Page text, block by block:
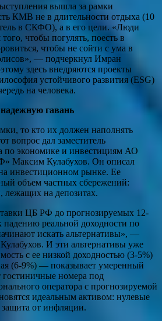
вышла за рамки
КМВ не в длительности отдыха (10
в СКФО), а в его цели. «Люди
чтобы погулять, поесть в
чтобы не сойти с ума в
— подчеркнул Имран
здесь внедряются проекты
устойчивого развития (ESG)
на человека.
гавань
то кто их должен наполнять
вопрос дал заместитель
по экономике и инвестициям АО
Максим Кулабухов. Он описал
инвестиционном рынке. Ее
объем частных сбережений:
лежащих на депозитах.
ЦБ РФ до прогнозируемых 12-
падению реальной доходности по
искать альтернативы», —
И эти альтернативы уже
с ее низкой доходностью (3-5%)
(6-9%) — показывает умеренный
гостиничные номера под
оператора с прогнозируемой
идеальным активом: нулевые
защита от инфляции.